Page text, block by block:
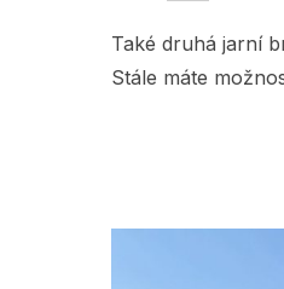
Také druhá jarní
Stále máte